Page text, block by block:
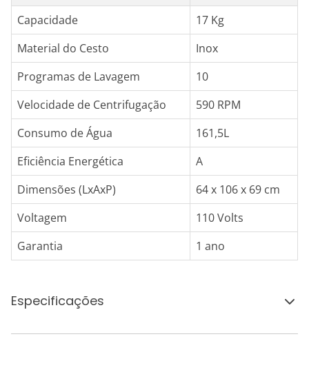
Capacidade
17 Kg
Material do Cesto
Inox
Programas de Lavagem
10
Velocidade de Centrifugação
590 RPM
Consumo de Água
161,5L
Eficiência Energética
A
Dimensões (LxAxP)
64 x 106 x 69 cm
Voltagem
110 Volts
Garantia
1 ano
Especificações